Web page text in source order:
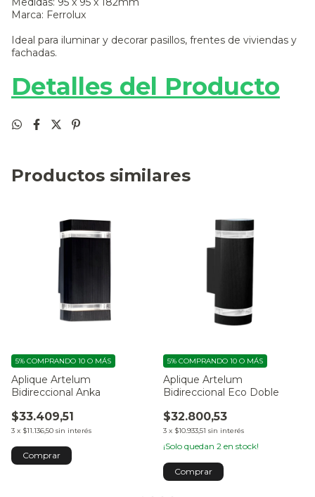
Marca: Ferrolux
Ideal para iluminar y decorar pasillos, frentes de viviendas y
fachadas.
Detalles del Producto
Productos similares
Aplique Artelum
Bidireccional Anka
$33.409,51
3 x $11.136,50 sin interés
5% COMPRANDO 10 O MÁS
Aplique Artelum
Bidireccional Eco Doble
$32.800,53
3 x $10.933,51 sin interés
5% COMPRANDO 10 O MÁS
¡Solo quedan 2 en stock!